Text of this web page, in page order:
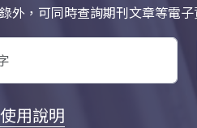
外，可同時查詢期刊文章等電子
使用說明